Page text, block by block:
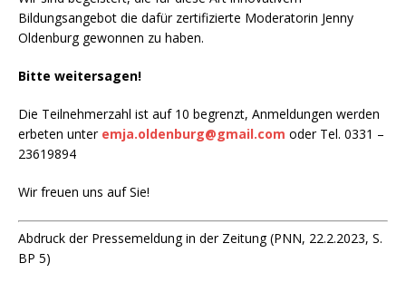
Bildungsangebot die dafür zertifizierte Moderatorin Jenny
Oldenburg gewonnen zu haben.
Bitte weitersagen!
Die Teilnehmerzahl ist auf 10 begrenzt, Anmeldungen werden
erbeten unter emja.oldenburg@gmail.com oder Tel. 0331 –
23619894
Wir freuen uns auf Sie!
Abdruck der Pressemeldung in der Zeitung (PNN, 22.2.2023, S.
BP 5)